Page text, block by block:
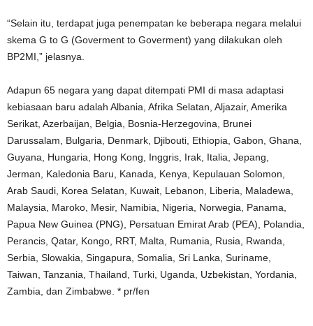
“Selain itu, terdapat juga penempatan ke beberapa negara melalui
skema G to G (Goverment to Goverment) yang dilakukan oleh
BP2MI,” jelasnya.
Adapun 65 negara yang dapat ditempati PMI di masa adaptasi
kebiasaan baru adalah Albania, Afrika Selatan, Aljazair, Amerika
Serikat, Azerbaijan, Belgia, Bosnia-Herzegovina, Brunei
Darussalam, Bulgaria, Denmark, Djibouti, Ethiopia, Gabon, Ghana,
Guyana, Hungaria, Hong Kong, Inggris, Irak, Italia, Jepang,
Jerman, Kaledonia Baru, Kanada, Kenya, Kepulauan Solomon,
Arab Saudi, Korea Selatan, Kuwait, Lebanon, Liberia, Maladewa,
Malaysia, Maroko, Mesir, Namibia, Nigeria, Norwegia, Panama,
Papua New Guinea (PNG), Persatuan Emirat Arab (PEA), Polandia,
Perancis, Qatar, Kongo, RRT, Malta, Rumania, Rusia, Rwanda,
Serbia, Slowakia, Singapura, Somalia, Sri Lanka, Suriname,
Taiwan, Tanzania, Thailand, Turki, Uganda, Uzbekistan, Yordania,
Zambia, dan Zimbabwe. * pr/fen